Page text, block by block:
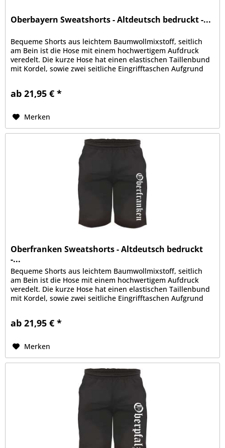
Oberbayern Sweatshorts - Altdeutsch bedruckt -...
Bequeme Shorts aus leichtem Baumwollmixstoff, seitlich
am Bein ist die Hose mit einem hochwertigem Aufdruck
veredelt. Die kurze Hose hat einen elastischen Taillenbund
mit Kordel, sowie zwei seitliche Eingrifftaschen Aufgrund
ab 21,95 € *
Merken
Oberfranken Sweatshorts - Altdeutsch bedruckt
-...
Bequeme Shorts aus leichtem Baumwollmixstoff, seitlich
am Bein ist die Hose mit einem hochwertigem Aufdruck
veredelt. Die kurze Hose hat einen elastischen Taillenbund
mit Kordel, sowie zwei seitliche Eingrifftaschen Aufgrund
ab 21,95 € *
Merken